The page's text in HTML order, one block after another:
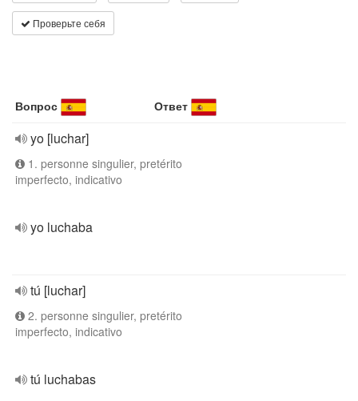
Проверьте себя
Вопрос Ответ
yo [luchar]
1. personne singulier, pretérito
imperfecto, indicativo
yo luchaba
tú [luchar]
2. personne singulier, pretérito
imperfecto, indicativo
tú luchabas